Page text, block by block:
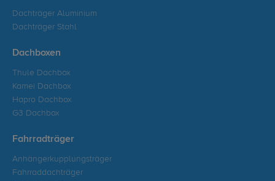
Dachträger Aluminium
Dachträger Stahl
Dachboxen
Thule Dachbox
Kamei Dachbox
Hapro Dachbox
G3 Dachbox
Fahrradträger
Anhängerkupplungsträger
Fahrraddachträger